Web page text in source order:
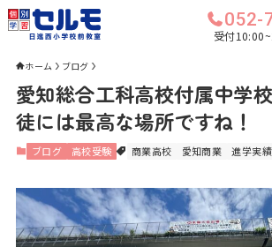
052-
受付
ホーム ブログ
愛知総合工科高校付属中学
徒には最高な場所ですね！
ブログ 高校受験 商業高校 愛知商業 進学実績